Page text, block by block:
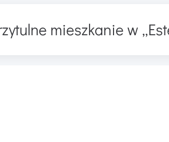
mieszkanie w